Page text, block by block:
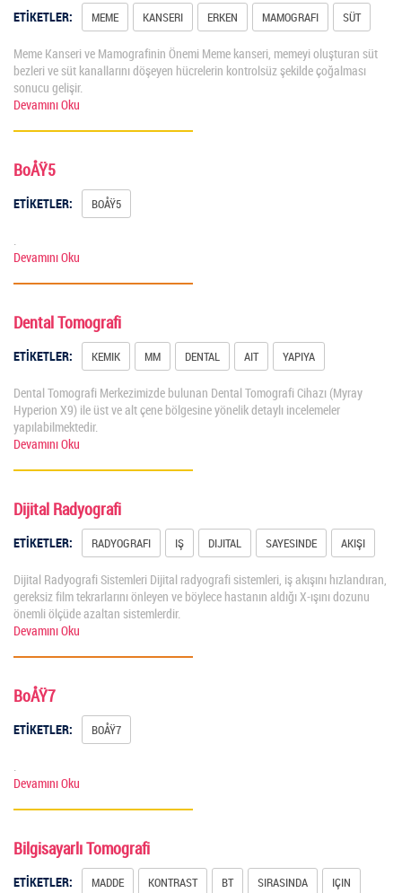
ETİKETLER: MEME KANSERI ERKEN MAMOGRAFI SÜT
Meme Kanseri ve Mamografinin Önemi Meme kanseri, memeyi oluşturan süt
bezleri ve süt kanallarını döşeyen hücrelerin kontrolsüz şekilde çoğalması
sonucu gelişir.
Devamını Oku
BoÅŸ5
ETİKETLER: BOÅŸ5
Devamını Oku
Dental Tomografi
ETİKETLER: KEMIK MM DENTAL AIT YAPIYA
Dental Tomografi Merkezimizde bulunan Dental Tomografi Cihazı (Myray
Hyperion X9) ile üst ve alt çene bölgesine yönelik detaylı incelemeler
yapılabilmektedir.
Devamını Oku
Dijital Radyografi
ETİKETLER: RADYOGRAFI IŞ DIJITAL SAYESINDE AKIŞI
Dijital Radyografi Sistemleri Dijital radyografi sistemleri, iş akışını hızlandıran,
gereksiz film tekrarlarını önleyen ve böylece hastanın aldığı X-ışını dozunu
önemli ölçüde azaltan sistemlerdir.
Devamını Oku
BoÅŸ7
ETİKETLER: BOÅŸ7
Devamını Oku
Bilgisayarlı Tomografi
ETİKETLER: MADDE KONTRAST BT SIRASINDA IÇIN